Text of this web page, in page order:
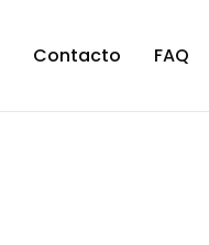
Contacto FAQ